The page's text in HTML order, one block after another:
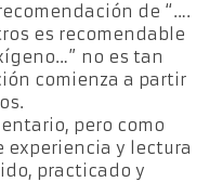
de “….
es recomendable
no es tan
comienza a partir
pero como
y lectura
practicado y